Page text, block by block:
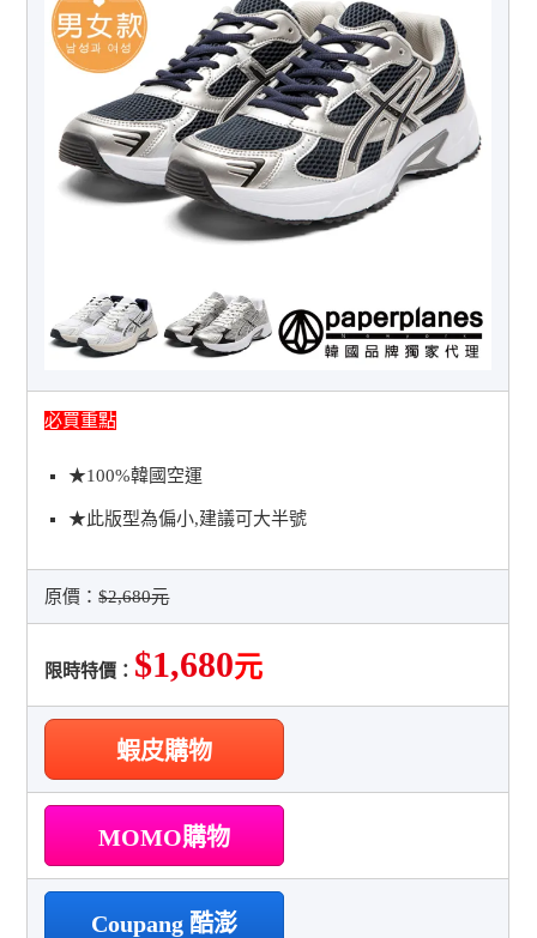
必買重點
★100%韓國空運
★此版型為偏小,建議可大半號
原價：$2,680元
限時特價： $1,680元
蝦皮購物
MOMO購物
Coupang 酷澎